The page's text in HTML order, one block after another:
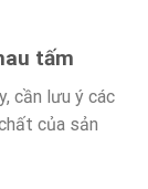
tấm
cần lưu ý các
của sản